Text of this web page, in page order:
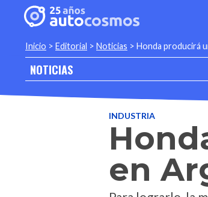
Inicio > Editorial > Noticias > Honda producirá
NOTICIAS
INDUSTRIA
en